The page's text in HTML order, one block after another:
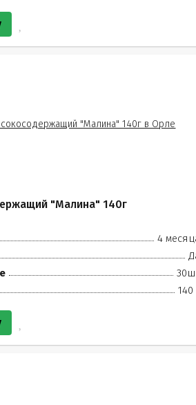
"Малина" 140г
4
140